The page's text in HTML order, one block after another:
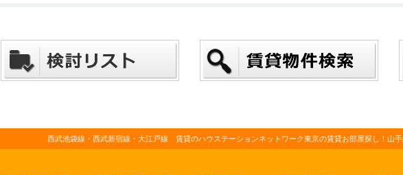
西武池袋線・西武新宿線・大江戸線 賃貸のハウステーションネットワーク東京の賃貸お部屋探し！山